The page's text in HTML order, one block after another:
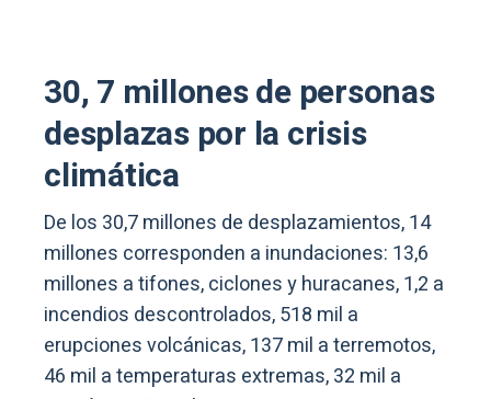
30, 7 millones de personas
desplazas por la crisis
climática
De los 30,7 millones de desplazamientos, 14
millones corresponden a inundaciones: 13,6
millones a tifones, ciclones y huracanes, 1,2 a
incendios descontrolados, 518 mil a
erupciones volcánicas, 137 mil a terremotos,
46 mil a temperaturas extremas, 32 mil a